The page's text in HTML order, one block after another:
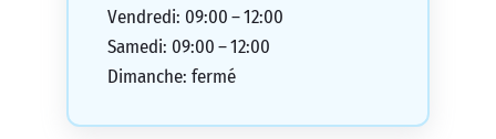
Vendredi: 09:00 – 12:00
Samedi: 09:00 – 12:00
Dimanche: fermé